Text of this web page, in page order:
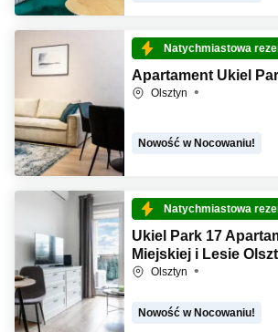
Natychmiastowa
Apartament Ukiel
Olsztyn
Nowość w Nocowaniu!
Natychmiastowa
Ukiel Park 17
Miejskiej i Lesie
Olsztyn
Nowość w Nocowaniu!